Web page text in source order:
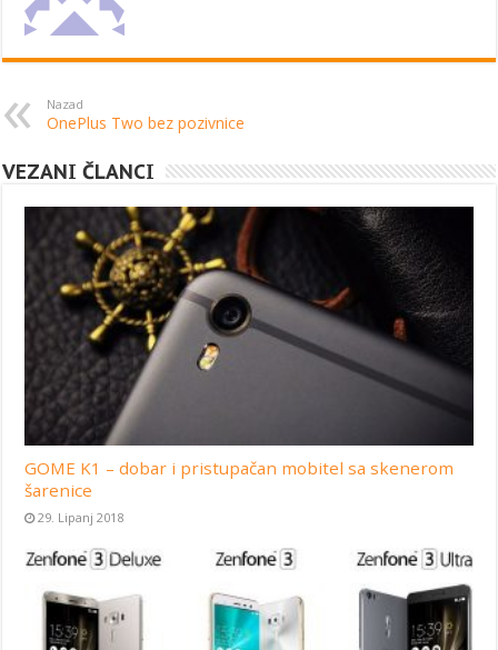
Nazad
OnePlus Two bez pozivnice
VEZANI ČLANCI
GOME K1 – dobar i pristupačan mobitel sa skenerom
šarenice
29. Lipanj 2018